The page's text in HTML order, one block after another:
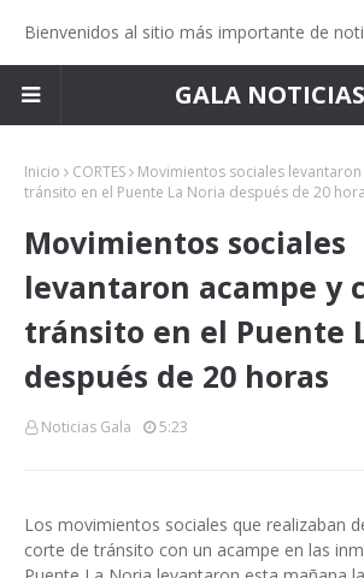
Bienvenidos al sitio más importante de
GALA NOTICIAS
Inicio CORTES
Movimientos sociales
tránsito en el Puente La Noria después de 20
Movimientos sociales
levantaron acampe y
tránsito en el Puente
después de 20 horas
Noticias Gala 5:23
Los movimientos sociales que realizaban
corte de tránsito con un acampe en las